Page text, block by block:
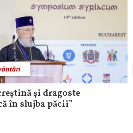
și dragoste
în slujba păcii”